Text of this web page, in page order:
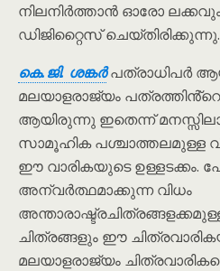
നിലനിർത്താൻ ഓരോ
ഡിജിറ്റൈസ് ചെയ്തിരിക്കുന്നു.
കെ.ജി. ശങ്കർപത്രാധിപർ
മലയാളരാജ്യം
ആയിരുന്നു ഇതെന്ന്
സാമൂഹിക പശ്ചാത്തലമുള്ള
ഈ വാരികയുടെ ഉള്ളടക്കം.
അന്വർത്ഥമാക്കുന്ന വിധം
ചിത്രങ്ങളും ഈ
മലയാളരാജ്യം